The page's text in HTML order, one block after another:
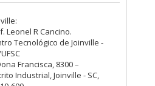
Leonel R Cancino.
Tecnológico de Joinville -
Francisca, 8300 –
Industrial, Joinville - SC,